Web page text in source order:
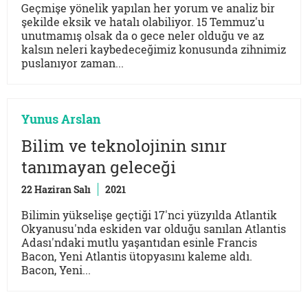
Geçmişe yönelik yapılan her yorum ve analiz bir
şekilde eksik ve hatalı olabiliyor. 15 Temmuz'u
unutmamış olsak da o gece neler olduğu ve az
kalsın neleri kaybedeceğimiz konusunda zihnimiz
puslanıyor zaman...
Yunus Arslan
Bilim ve teknolojinin sınır
tanımayan geleceği
22 Haziran Salı 2021
Bilimin yükselişe geçtiği 17'nci yüzyılda Atlantik
Okyanusu'nda eskiden var olduğu sanılan Atlantis
Adası'ndaki mutlu yaşantıdan esinle Francis
Bacon, Yeni Atlantis ütopyasını kaleme aldı.
Bacon, Yeni...